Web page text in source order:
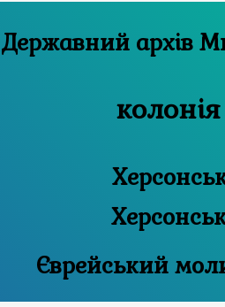
Єврейський